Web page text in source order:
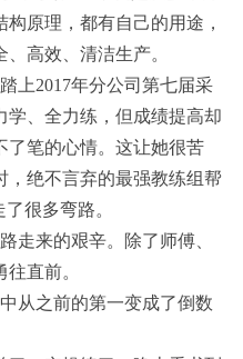
原理，都有自己的用途，
高效、清洁生产。
上2017年分公司第七届采
学、全力练，但成绩提高却
了笔的心情。这让她很苦
，绝不言弃的最强教练组帮
很多弯路。
走来的艰辛。除了师傅、
直前。
从之前的第一变成了倒数